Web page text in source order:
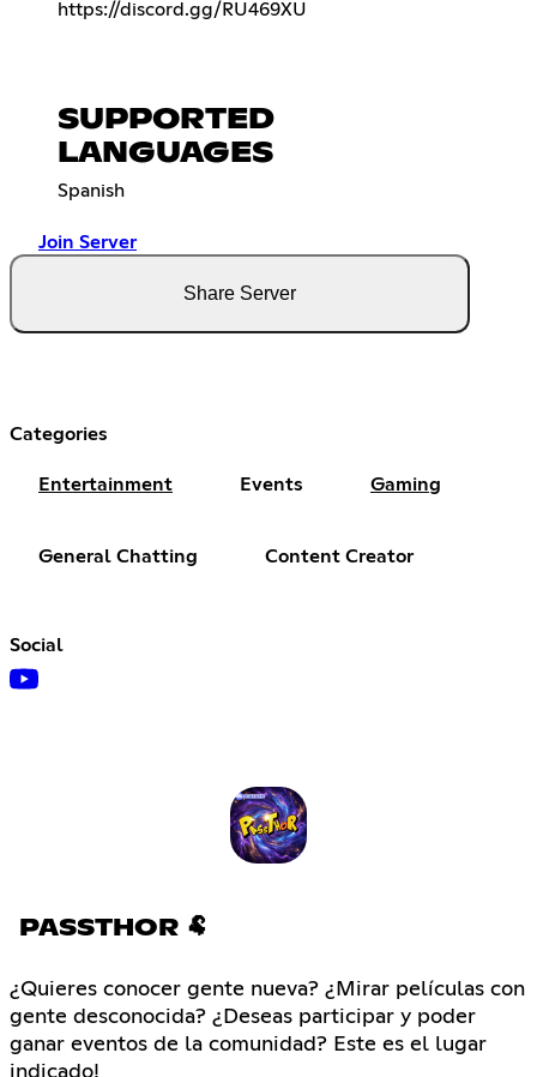
https://discord.gg/RU469XU
SUPPORTED
LANGUAGES
Spanish
Join Server
Share Server
Categories
Entertainment Events Gaming
General Chatting Content Creator
Social
PASSTHOR 🐏
¿Quieres conocer gente nueva? ¿Mirar películas con
gente desconocida? ¿Deseas participar y poder
ganar eventos de la comunidad? Este es el lugar
indicado!